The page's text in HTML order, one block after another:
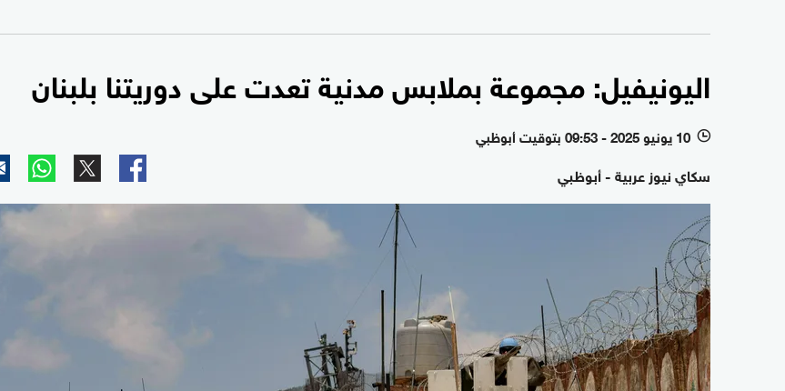
اليونيفيل: مجموعة بملابس مدنية تعدت على دوريتنا بلبنان
l 10 يونيو 2025 - 09:53 بتوقيت أبوظبي
سكاي نيوز عربية - أبوظبي